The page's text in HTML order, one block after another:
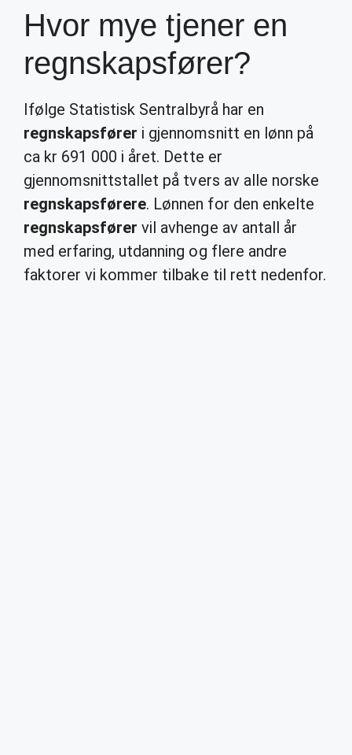
Hvor mye tjener en
regnskapsfører?
Ifølge Statistisk Sentralbyrå har en
regnskapsfører i gjennomsnitt en lønn på
ca kr 691 000 i året. Dette er
gjennomsnittstallet på tvers av alle norske
regnskapsførere. Lønnen for den enkelte
regnskapsfører vil avhenge av antall år
med erfaring, utdanning og flere andre
faktorer vi kommer tilbake til rett nedenfor.